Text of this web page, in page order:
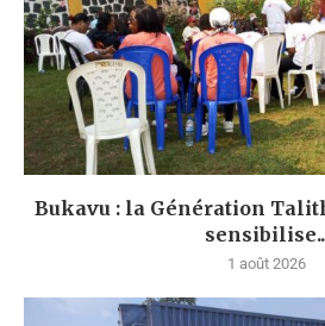
Bukavu : la Génération
1 août 2026